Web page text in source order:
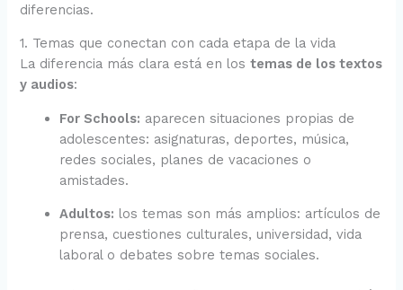
diferencias.
1. Temas que conectan con cada etapa de la vida
La diferencia más clara está en lostemas de los textos
y audios:
For Schools: aparecen situaciones propias de
adolescentes: asignaturas, deportes, música,
redes sociales, planes de vacaciones o
amistades.
Adultos: los temas son más amplios: artículos de
prensa, cuestiones culturales, universidad, vida
laboral o debates sobre temas sociales.